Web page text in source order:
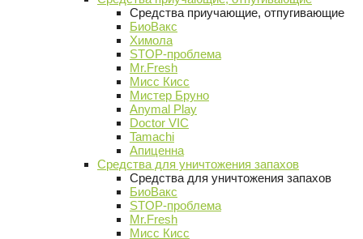
Средства приучающие, отпугивающие
БиоВакс
Химола
STOP-проблема
Mr.Fresh
Мисс Кисс
Мистер Бруно
Anymal Play
Doctor VIC
Tamachi
Апиценна
Средства для уничтожения запахов
Средства для уничтожения запахов
БиоВакс
STOP-проблема
Mr.Fresh
Мисс Кисс